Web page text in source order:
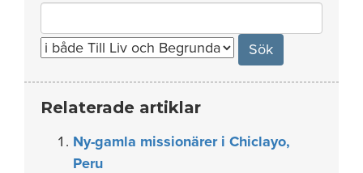
for:
Relaterade artiklar
Ny-gamla missionärer i Chiclayo,
Peru